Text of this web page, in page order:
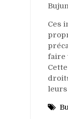
Ces
faire